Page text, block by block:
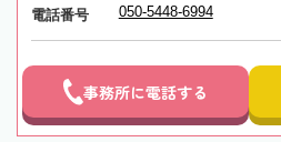
電話番号 050-5448-6994
事務所に電話する